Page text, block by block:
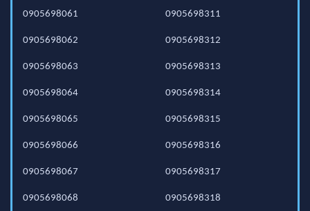
0905698061
0905698062
0905698063
0905698064
0905698065
0905698066
0905698067
0905698068
0905698311
0905698312
0905698313
0905698314
0905698315
0905698316
0905698317
0905698318